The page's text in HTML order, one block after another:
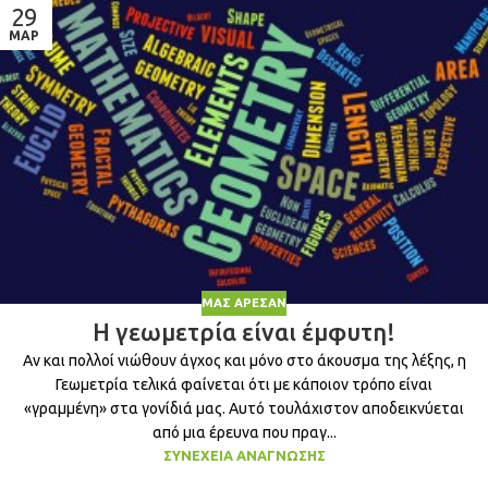
29
ΜΑΡ
ΜΑΣ ΆΡΕΣΑΝ
Η γεωμετρία είναι έμφυτη!
Αν και πολλοί νιώθουν άγχος και μόνο στο άκουσμα της λέξης, η
Γεωμετρία τελικά φαίνεται ότι με κάποιον τρόπο είναι
«γραμμένη» στα γονίδιά μας. Αυτό τουλάχιστον αποδεικνύεται
από μια έρευνα που πραγ...
ΣΥΝΈΧΕΙΑ ΑΝΆΓΝΩΣΗΣ